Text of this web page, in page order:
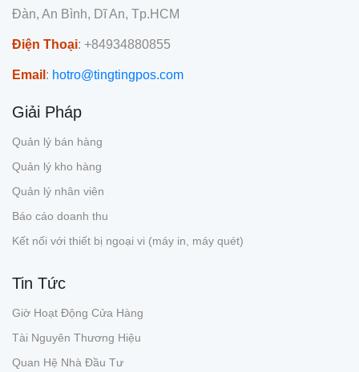
Đàn, An Bình, Dĩ An, Tp.HCM
Điện Thoại: +84934880855
Email : hotro@tingtingpos.com
Giải Pháp
Quản lý bán hàng
Quản lý kho hàng
Quản lý nhân viên
Báo cáo doanh thu
Kết nối với thiết bị ngoại vi (máy in, máy quét)
Tin Tức
Giờ Hoạt Động Cửa Hàng
Tài Nguyên Thương Hiệu
Quan Hệ Nhà Đầu Tư